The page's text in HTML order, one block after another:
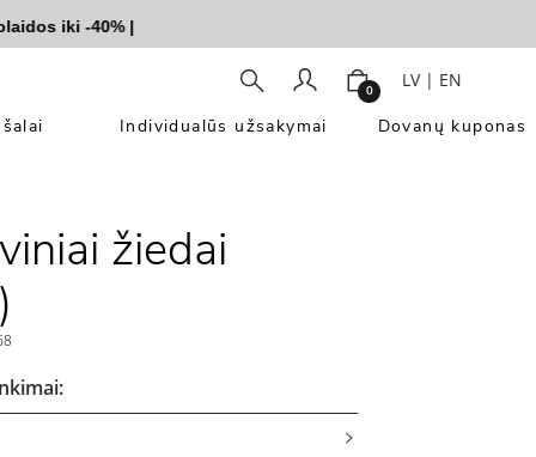
iki -40% |
0 LV| EN
Individualūs užsakymai Dovanų kuponas
žiedai